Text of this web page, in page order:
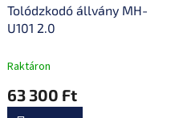
Tolódzkodó állvány MH-
U101 2.0
Raktáron
63 300 Ft